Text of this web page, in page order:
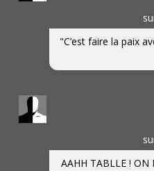
"C’est faire la paix
AAHH TABLLE ! ON